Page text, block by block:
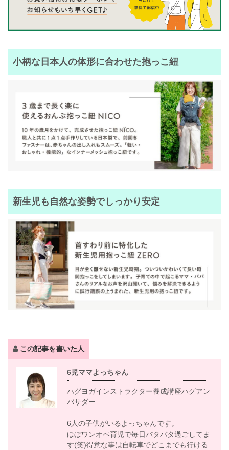
小柄な日本人の体形に合わせた抱っこ紐
新生児も自然な姿勢でしっかり安定
この記事を書いた人
6児ママよっちゃん
ハグヨガインストラクター養成講座ハグアン
バサダー
6人の子供がいるよっちゃんです。
ほぼワンオペ育児で毎日バタバタ過ごしてま
す(笑)得意な事は自転車でどこまでも行ける